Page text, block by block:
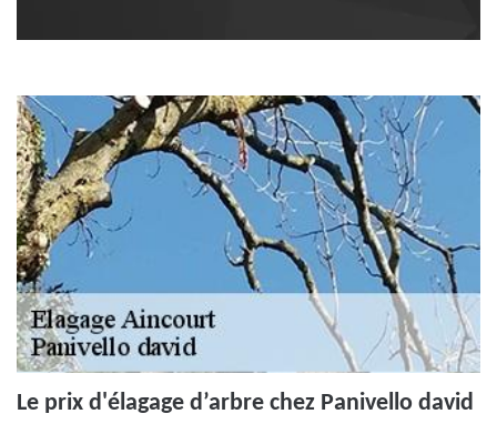
Le prix d'élagage d’arbre chez Panivello david